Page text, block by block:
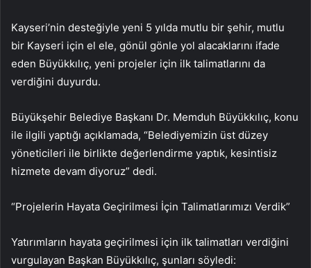
Kayseri’nin desteğiyle yeni 5 yılda mutlu bir şehir, mutlu
bir Kayseri için el ele, gönül gönle yol alacaklarını ifade
eden Büyükkılıç, yeni projeler için ilk talimatlarını da
verdiğini duyurdu.
Büyükşehir Belediye Başkanı Dr. Memduh Büyükkılıç, konu
ile ilgili yaptığı açıklamada, “Belediyemizin üst düzey
yöneticileri ile birlikte değerlendirme yaptık, kesintisiz
hizmete devam diyoruz” dedi.
“Projelerin Hayata Geçirilmesi İçin Talimatlarımızı Verdik”
Yatırımların hayata geçirilmesi için ilk talimatları verdiğini
vurgulayan Başkan Büyükkılıç, şunları söyledi: